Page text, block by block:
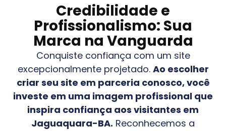
Credibilidade e
Profissionalismo: Sua
Marca na Vanguarda
Conquiste confiança com um site
excepcionalmente projetado. Ao escolher
criar seu site em parceria conosco, você
investe em uma imagem profissional que
inspira confiança aos visitantes em
Jaguaquara-BA. Reconhecemos a